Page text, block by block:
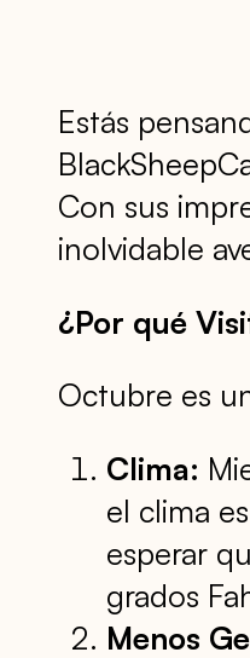
Estás
Con sus
inolvidable
¿Por qué
Octubre es
Clima:
el clima
esperar
grados
Menos